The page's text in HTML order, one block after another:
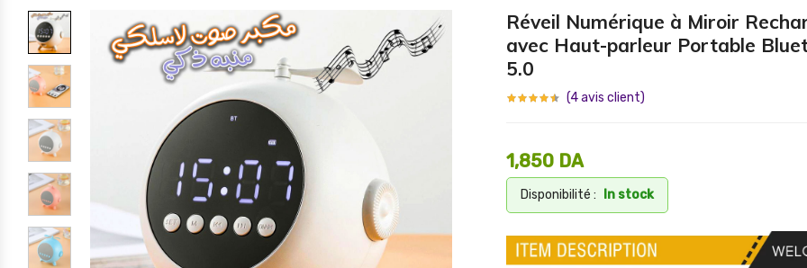
Accessoires
Accessoires Auto/Moto
Accessoires PC
Camping & Randonnée
Cuisine
Décoration
Electroménager
Électronique
Réveil Numérique à Miroir
avec Haut-parleur Portable
5.0
(4avis client)
1,850 DA
Disponibilité : In stock